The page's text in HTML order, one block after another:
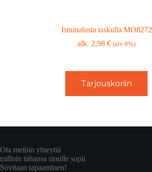
Istuinalusta taskulla MO8272
2,98€ (alv 0%)
Tarjouskoriin
Ota meihin yhteyttä
milloin tahansa sinulle sopii
Sovitaan tapaaminen!